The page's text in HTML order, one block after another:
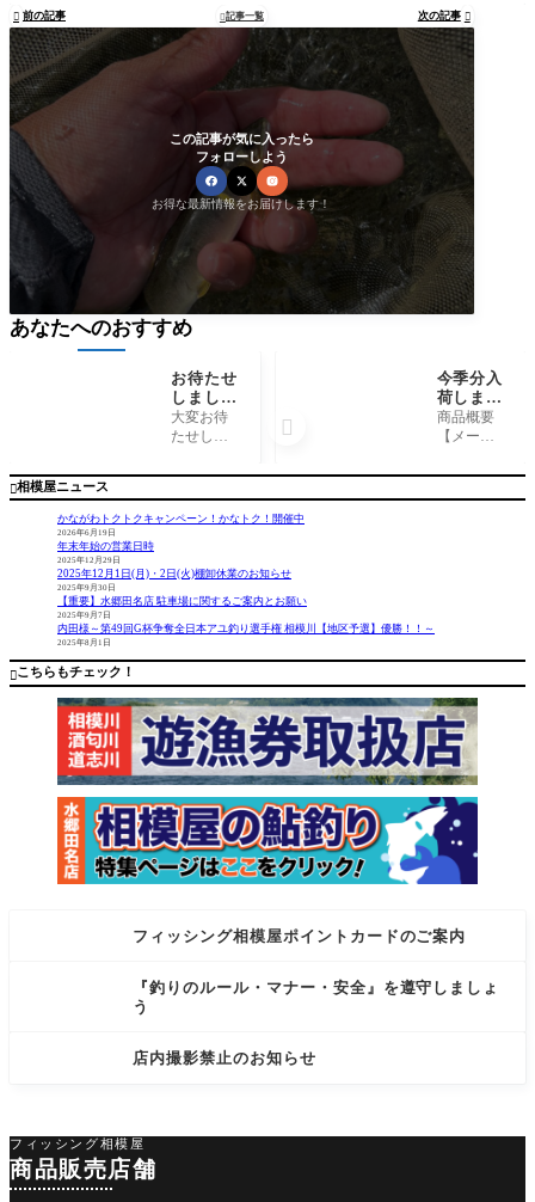
 前の記事 記事一覧 次の記事 
この記事が気に入ったら
フォローしよう
お得な最新情報をお届けします！
相模屋ニュース
かながわトクトクキャンペーン！かなトク！開催中
2026年6月19日
年末年始の営業日時
2025年12月29日
2025年12月1日(月)・2日(火)棚卸休業のお知らせ
2025年9月30日
【重要】水郷田名店 駐車場に関するご案内とお願い
2025年9月7日
内田様～第49回G杯争奪全日本アユ釣り選手権 相模川【地区予選】優勝！！～
2025年8月1日
こちらもチェック！
フィッシング相模屋ポイントカードのご案内
『釣りのルール・マナー・安全』を遵守しましょ
う
店内撮影禁止のお知らせ
あなたへのおすすめ
お待たせ
しまし
た！リト
ルジャッ
LARY』
8mm入
み）
大変お待
たせしま
い合わせ
たリトル
Yが入荷し
2mmと58m
mのピンク
チャート
ヘッドア
マ
今季分入
荷しまし
た！下田
漁具『ギ
商品概要
【メーカ
田漁具
ン入らな
いのー？
と

フィッシング相模屋
商品販売店舗